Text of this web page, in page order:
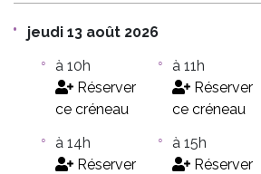
jeudi 13 août 2026
à 10h
Réserver
ce créneau
à 11h
Réserver
ce créneau
à 14h
Réserver
à 15h
Réserver